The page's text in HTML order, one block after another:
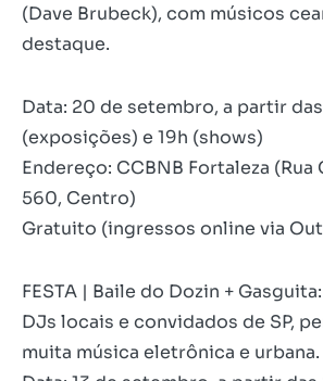
(Dave Brubeck), com músicos
destaque.
Data: 20 de setembro, a partir das
(exposições) e 19h (shows)
Endereço: CCBNB Fortaleza (Rua
560, Centro)
Gratuito (ingressos online via
FESTA | Baile do Dozin +
DJs locais e convidados de SP,
muita música eletrônica e urbana.